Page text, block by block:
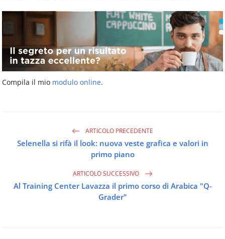
Compila il mio modulo online.
ARTICOLO PRECEDENTE
Selenella si rifà il look: nuova veste grafica e valori in
primo piano
ARTICOLO SUCCESSIVO
Al Training Center Lavazza il primo corso di Arabica "Q-
Grader"